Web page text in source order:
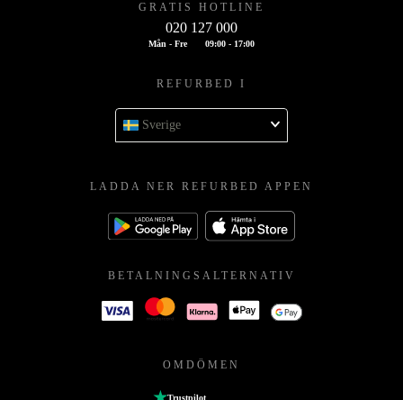
GRATIS HOTLINE
020 127 000
Mån - Fre 09:00 - 17:00
REFURBED I
Sverige
LADDA NER REFURBED APPEN
BETALNINGSALTERNATIV
OMDÖMEN
Trustpilot